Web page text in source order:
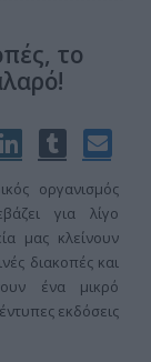
το
οργανισμός
για λίγο
μας κλείνουν
διακοπές και
ένα μικρό
εκδόσεις